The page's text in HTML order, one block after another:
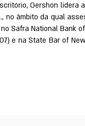
Gershon lidera
no âmbito da qual
Safra National Bank
e na State Bar of